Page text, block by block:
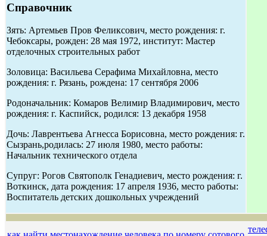
Справочник
Зять: Артемьев Пров Феликсович, место рождения: г.
Чебоксары, рожден: 28 мая 1972, институт: Мастер
отделочных строительных работ
Золовица: Васильева Серафима Михайловна, место
рождения: г. Рязань, рождена: 17 сентября 2006
Родоначальник: Комаров Велимир Владимирович, место
рождения: г. Каспийск, родился: 13 декабря 1958
Дочь: Лаврентьева Агнесса Борисовна, место рождения: г.
Сызрань,родилась: 27 июля 1980, место работы:
Начальник технического отдела
Супруг: Рогов Святополк Генадиевич, место рождения: г.
Воткинск, дата рождения: 17 апреля 1936, место работы:
Воспитатель детских дошкольных учреждений